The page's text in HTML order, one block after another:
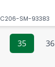
SM-93383
35 36